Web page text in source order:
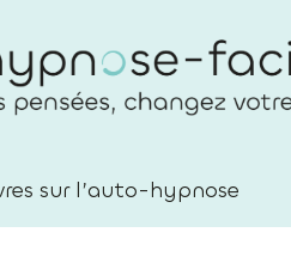
sur l’auto-hypnose